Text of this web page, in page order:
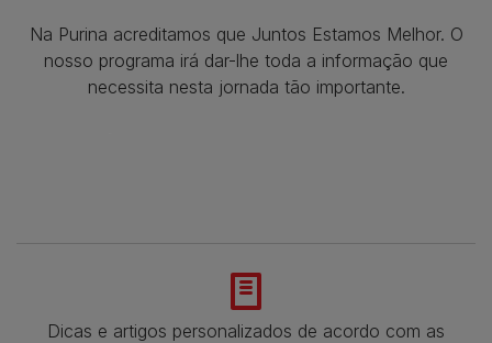
Na Purina acreditamos que Juntos Estamos Melhor. O
nosso programa irá dar-lhe toda a informação que
necessita nesta jornada tão importante.
Dicas e artigos personalizados de acordo com as